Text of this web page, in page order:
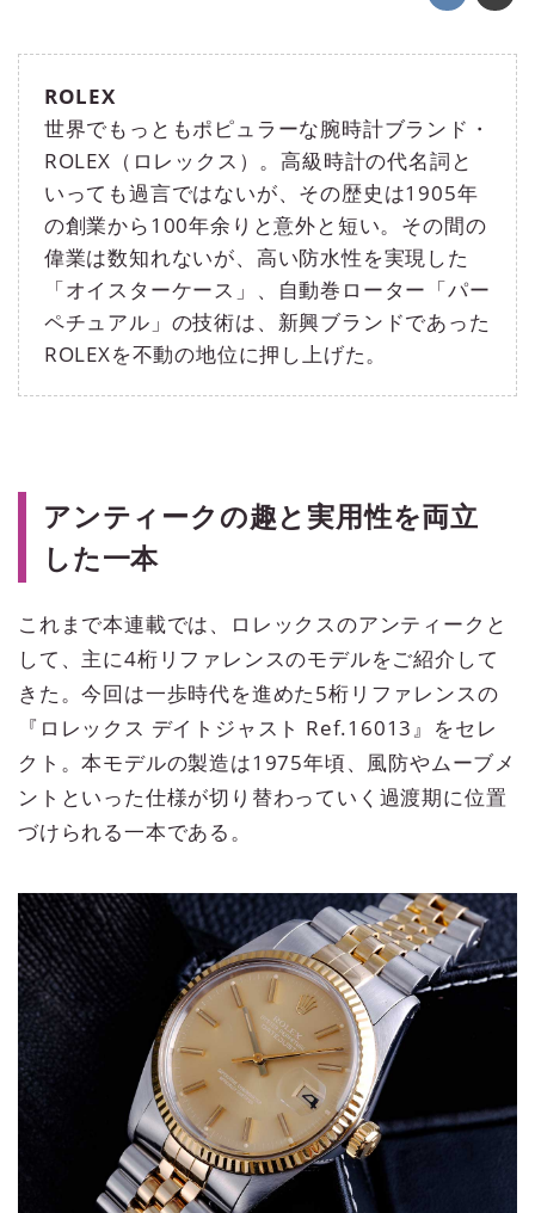
ROLEX
世界でもっともポピュラーな腕時計ブランド・
ROLEX（ロレックス）。高級時計の代名詞と
いっても過言ではないが、その歴史は1905年
の創業から100年余りと意外と短い。その間の
偉業は数知れないが、高い防水性を実現した
「オイスターケース」、自動巻ローター「パー
ペチュアル」の技術は、新興ブランドであった
ROLEXを不動の地位に押し上げた。
アンティークの趣と実用性を両立
した一本
これまで本連載では、ロレックスのアンティークと
して、主に4桁リファレンスのモデルをご紹介して
きた。今回は一歩時代を進めた5桁リファレンスの
『ロレックス デイトジャスト Ref.16013』をセレ
クト。本モデルの製造は1975年頃、風防やムーブメ
ントといった仕様が切り替わっていく過渡期に位置
づけられる一本である。